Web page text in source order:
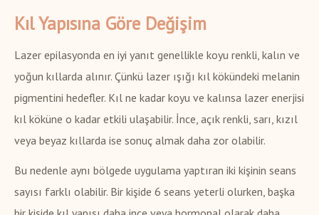
Kıl Yapısına Göre Değişim
Lazer epilasyonda en iyi yanıt genellikle koyu renkli, kalın ve
yoğun kıllarda alınır. Çünkü lazer ışığı kıl kökündeki melanin
pigmentini hedefler. Kıl ne kadar koyu ve kalınsa lazer enerjisi
kıl köküne o kadar etkili ulaşabilir. İnce, açık renkli, sarı, kızıl
veya beyaz kıllarda ise sonuç almak daha zor olabilir.
Bu nedenle aynı bölgede uygulama yaptıran iki kişinin seans
sayısı farklı olabilir. Bir kişide 6 seans yeterli olurken, başka